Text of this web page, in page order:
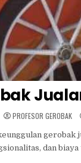
PROFESOR GEROBAK
gerobak
dan